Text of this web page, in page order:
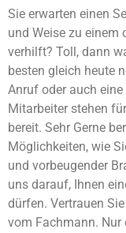
Sie erwarten einen
und Weise zu
verhilft? Toll, dann
besten gleich heute
Anruf oder auch
Mitarbeiter stehen
bereit. Sehr Gerne
Möglichkeiten, wie
und vorbeugender
uns darauf, Ihnen
dürfen. Vertrauen
vom Fachmann.